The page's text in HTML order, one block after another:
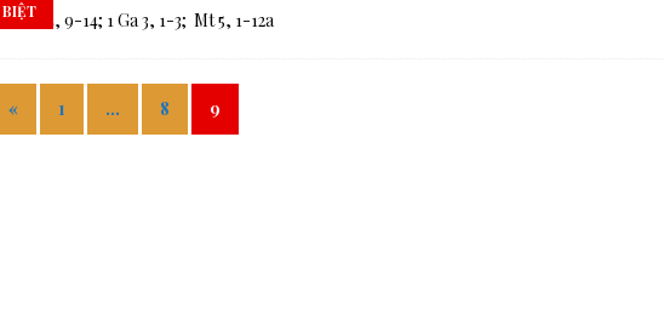
BIỆT
Kh 7, 2-4, 9-14; 1 Ga 3, 1-3; Mt 5, 1-12a
« 1 … 8 9